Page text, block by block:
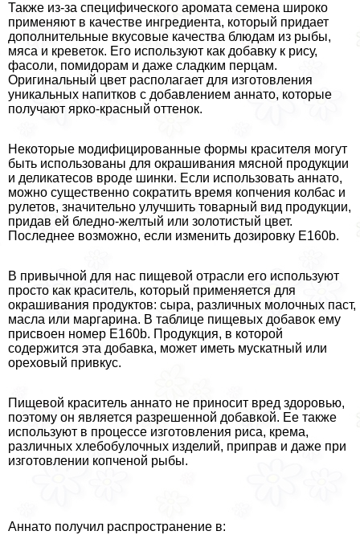
Также из-за специфического аромата семена широко
применяют в качестве ингредиента, который придает
дополнительные вкусовые качества блюдам из рыбы,
мяса и креветок. Его используют как добавку к рису,
фасоли, помидорам и даже сладким перцам.
Оригинальный цвет располагает для изготовления
уникальных напитков с добавлением аннато, которые
получают ярко-красный оттенок.
Некоторые модифицированные формы красителя могут
быть использованы для окрашивания мясной продукции
и деликатесов вроде шинки. Если использовать аннато,
можно существенно сократить время копчения колбас и
рулетов, значительно улучшить товарный вид продукции,
придав ей бледно-желтый или золотистый цвет.
Последнее возможно, если изменить дозировку Е160b.
В привычной для нас пищевой отрасли его используют
просто как краситель, который применяется для
окрашивания продуктов: сыра, различных молочных паст,
масла или маргарина. В таблице пищевых добавок ему
присвоен номер Е160b. Продукция, в которой
содержится эта добавка, может иметь мускатный или
ореховый привкус.
Пищевой краситель аннато не приносит вред здоровью,
поэтому он является разрешенной добавкой. Ее также
используют в процессе изготовления риса, крема,
различных хлебобулочных изделий, приправ и даже при
изготовлении копченой рыбы.
Аннато получил распространение в: